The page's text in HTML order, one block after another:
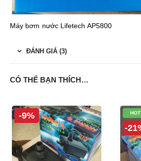
Máy bơm nước Lifetech AP5800
ĐÁNH GIÁ (3)
CÓ THỂ BẠN THÍCH…
-9% HOT
-